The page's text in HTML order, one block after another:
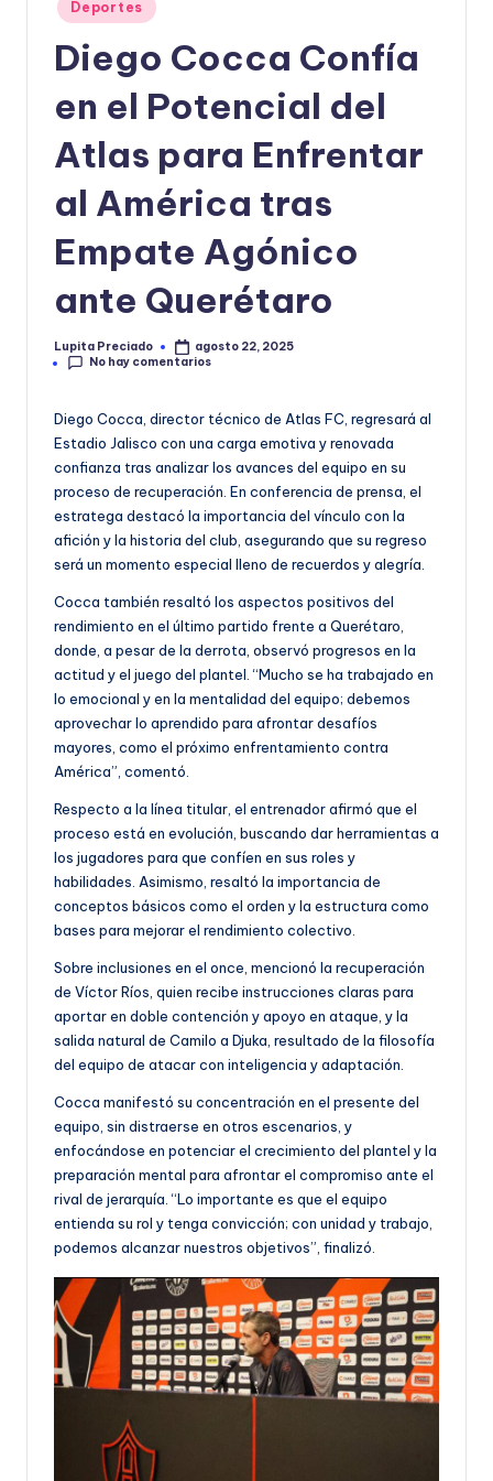
m
ti
en
Deportes
Diego Cocca Confía
en el Potencial del
Atlas para Enfrentar
al América tras
Empate Agónico
ante Querétaro
Publicado
por
Lupita Preciado
agosto 22, 2025
No hay comentarios
Diego Cocca, director técnico de Atlas FC, regresará al
Estadio Jalisco con una carga emotiva y renovada
confianza tras analizar los avances del equipo en su
proceso de recuperación. En conferencia de prensa, el
estratega destacó la importancia del vínculo con la
afición y la historia del club, asegurando que su regreso
será un momento especial lleno de recuerdos y alegría.
Cocca también resaltó los aspectos positivos del
rendimiento en el último partido frente a Querétaro,
donde, a pesar de la derrota, observó progresos en la
actitud y el juego del plantel. “Mucho se ha trabajado en
lo emocional y en la mentalidad del equipo; debemos
aprovechar lo aprendido para afrontar desafíos
mayores, como el próximo enfrentamiento contra
América”, comentó.
Respecto a la línea titular, el entrenador afirmó que el
proceso está en evolución, buscando dar herramientas a
los jugadores para que confíen en sus roles y
habilidades. Asimismo, resaltó la importancia de
conceptos básicos como el orden y la estructura como
bases para mejorar el rendimiento colectivo.
Sobre inclusiones en el once, mencionó la recuperación
de Víctor Ríos, quien recibe instrucciones claras para
aportar en doble contención y apoyo en ataque, y la
salida natural de Camilo a Djuka, resultado de la filosofía
del equipo de atacar con inteligencia y adaptación.
Cocca manifestó su concentración en el presente del
equipo, sin distraerse en otros escenarios, y
enfocándose en potenciar el crecimiento del plantel y la
preparación mental para afrontar el compromiso ante el
rival de jerarquía. “Lo importante es que el equipo
entienda su rol y tenga convicción; con unidad y trabajo,
podemos alcanzar nuestros objetivos”, finalizó.